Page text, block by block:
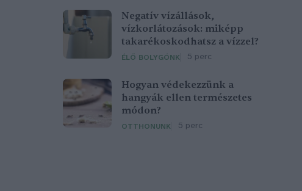
Negatív vízállások,
vízkorlátozások: miképp
takarékoskodhatsz a vízzel?
ÉLŐ BOLYGÓNK 5 perc
Hogyan védekezzünk a
hangyák ellen természetes
módon?
OTTHONUNK 5 perc